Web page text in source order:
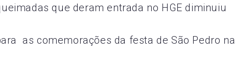
que deram entrada no HGE diminuiu
as comemorações da festa de São Pedro na